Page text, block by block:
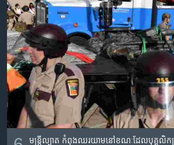
មន្ត្រី​ល្បាត​ កំពុង​ឈរ​យាម​នៅខណៈ​ដែល​បុគ្គលិក​